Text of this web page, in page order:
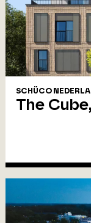
SCHÜCO
The